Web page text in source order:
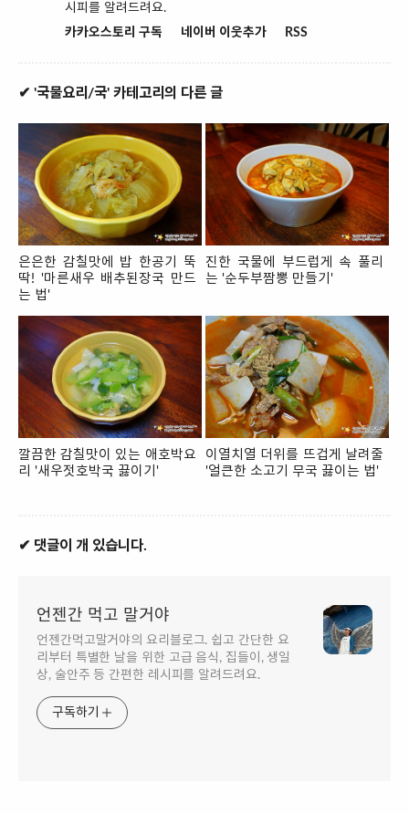
시피를 알려드려요.
카카오스토리 구독
네이버 이웃추가 RSS
✔ '국물요리/국' 카테고리의 다른 글
은은한 감칠맛에 밥 한공기 뚝
딱! '마른새우 배추된장국 만드
는 법'
진한 국물에 부드럽게 속 풀리
는 '순두부짬뽕 만들기'
깔끔한 감칠맛이 있는 애호박요
리 '새우젓호박국 끓이기'
이열치열 더위를 뜨겁게 날려줄
'얼큰한 소고기 무국 끓이는 법'
✔ 댓글이 개 있습니다.
언젠간 먹고 말거야
언젠간먹고말거야의 요리블로그. 쉽고 간단한 요
리부터 특별한 날을 위한 고급 음식, 집들이, 생일
상, 술안주 등 간편한 레시피를 알려드려요.
구독하기